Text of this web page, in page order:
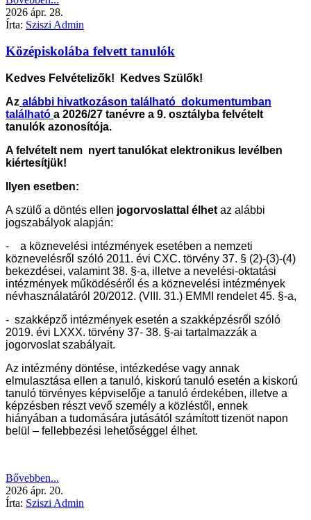
2026 ápr. 28.
Írta: Sziszi Admin
Középiskolába felvett tanulók
Kedves Felvételizők! Kedves Szülők!
Az alábbi hivatkozáson található dokumentumban
található a 2026/27 tanévre a 9. osztályba felvételt
tanulók azonosítója.
A felvételt nem nyert tanulókat elektronikus levélben
kiértesítjük!
Ilyen esetben:
A szülő a döntés ellen jogorvoslattal élhet az alábbi
jogszabályok alapján:
- a köznevelési intézmények esetében a nemzeti
köznevelésről szóló 2011. évi CXC. törvény 37. § (2)-(3)-(4)
bekezdései, valamint 38. §-a, illetve a nevelési-oktatási
intézmények működéséről és a köznevelési intézmények
névhasználatáról 20/2012. (VIII. 31.) EMMI rendelet 45. §-a,
- szakképző intézmények esetén a szakképzésről szóló
2019. évi LXXX. törvény 37- 38. §-ai tartalmazzák a
jogorvoslat szabályait.
Az intézmény döntése, intézkedése vagy annak
elmulasztása ellen a tanuló, kiskorú tanuló esetén a kiskorú
tanuló törvényes képviselője a tanuló érdekében, illetve a
képzésben részt vevő személy a közléstől, ennek
hiányában a tudomására jutásától számított tizenöt napon
belül – fellebbezési lehetőséggel élhet.
Bővebben...
2026 ápr. 20.
Írta: Sziszi Admin